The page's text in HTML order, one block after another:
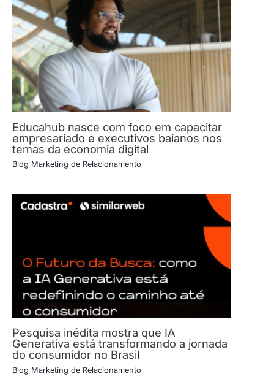
Educahub nasce com foco em capacitar
empresariado e executivos baianos nos
temas da economia digital
Blog Marketing de Relacionamento
Pesquisa inédita mostra que IA
Generativa está transformando a jornada
do consumidor no Brasil
Blog Marketing de Relacionamento